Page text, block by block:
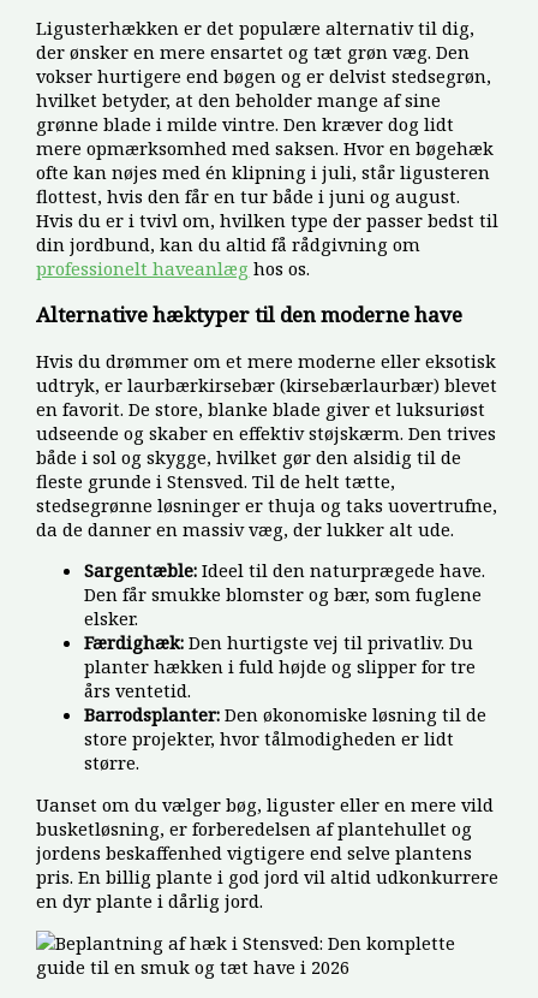
Ligusterhækken er det populære alternativ til dig,
der ønsker en mere ensartet og tæt grøn væg. Den
vokser hurtigere end bøgen og er delvist stedsegrøn,
hvilket betyder, at den beholder mange af sine
grønne blade i milde vintre. Den kræver dog lidt
mere opmærksomhed med saksen. Hvor en bøgehæk
ofte kan nøjes med én klipning i juli, står ligusteren
flottest, hvis den får en tur både i juni og august.
Hvis du er i tvivl om, hvilken type der passer bedst til
din jordbund, kan du altid få rådgivning om
professionelt haveanlæg hos os.
Alternative hæktyper til den moderne have
Hvis du drømmer om et mere moderne eller eksotisk
udtryk, er laurbærkirsebær (kirsebærlaurbær) blevet
en favorit. De store, blanke blade giver et luksuriøst
udseende og skaber en effektiv støjskærm. Den trives
både i sol og skygge, hvilket gør den alsidig til de
fleste grunde i Stensved. Til de helt tætte,
stedsegrønne løsninger er thuja og taks uovertrufne,
da de danner en massiv væg, der lukker alt ude.
Sargentæble: Ideel til den naturprægede have.
Den får smukke blomster og bær, som fuglene
elsker.
Færdighæk: Den hurtigste vej til privatliv. Du
planter hækken i fuld højde og slipper for tre
års ventetid.
Barrodsplanter: Den økonomiske løsning til de
store projekter, hvor tålmodigheden er lidt
større.
Uanset om du vælger bøg, liguster eller en mere vild
busketløsning, er forberedelsen af plantehullet og
jordens beskaffenhed vigtigere end selve plantens
pris. En billig plante i god jord vil altid udkonkurrere
en dyr plante i dårlig jord.